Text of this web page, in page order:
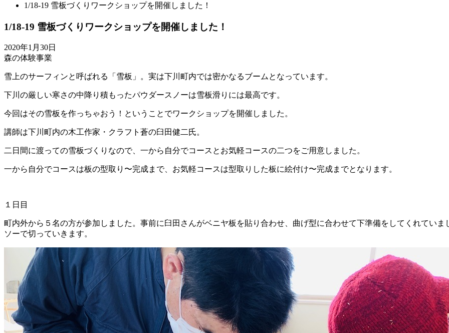
1/18-19 雪板づくりワークショップを開催しました！
1/18-19 雪板づくりワークショップを開催しました！
2020年1月30日
森の体験事業
雪上のサーフィンと呼ばれる「雪板」。実は下川町内では密かなるブームとなっています。
下川の厳しい寒さの中降り積もったパウダースノーは雪板滑りには最高です。
今回はその雪板を作っちゃおう！ということでワークショップを開催しました。
講師は下川町内の木工作家・クラフト蒼の臼田健二氏。
二日間に渡っての雪板づくりなので、一から自分でコースとお気軽コースの二つをご用意しました。
一から自分でコースは板の型取り〜完成まで、お気軽コースは型取りした板に絵付け〜完成までとなります。
１日目
町内外から５名の方が参加しました。事前に臼田さんがベニヤ板を貼り合わせ、曲げ型に合わせて下準備をしてくれてい
ソーで切っていきます。